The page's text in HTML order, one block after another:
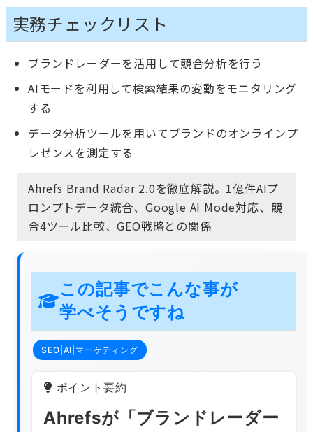
実務チェックリスト
ブランドレーダーを活用して競合分析を行う
AIモードを利用して検索結果の変動をモニタリング
する
データ分析ツールを用いてブランドのオンラインプ
レゼンスを測定する
Ahrefs Brand Radar 2.0を徹底解説。1億件AIプ
ロンプトデータ統合、Google AI Mode対応、競
合4ツール比較、GEO戦略との関係
この記事でこんな事が
学べそうですね
SEO|AI|マーケティング
ポイント要約
Ahrefsが「ブランドレーダー